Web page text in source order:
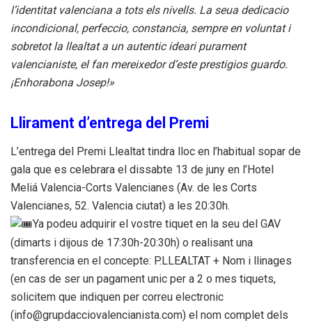
l’identitat valenciana a tots els nivells. La seua dedicacio
incondicional, perfeccio, constancia, sempre en voluntat i
sobretot la llealtat a un autentic ideari purament
valencianiste, el fan mereixedor d’este prestigios guardo.
¡Enhorabona Josep!»
Llirament d’entrega del Premi
L’entrega del Premi Llealtat tindra lloc en l’habitual sopar de
gala que es celebrara el dissabte 13 de juny en l’Hotel
Meliá Valencia-Corts Valencianes (Av. de les Corts
Valencianes, 52. Valencia ciutat) a les 20:30h.
Ya podeu adquirir el vostre tiquet en la seu del GAV
(dimarts i dijous de 17:30h-20:30h) o realisant una
transferencia en el concepte: P.LLEALTAT + Nom i llinages
(en cas de ser un pagament unic per a 2 o mes tiquets,
solicitem que indiquen per correu electronic
(info@grupdacciovalencianista.com) el nom complet dels